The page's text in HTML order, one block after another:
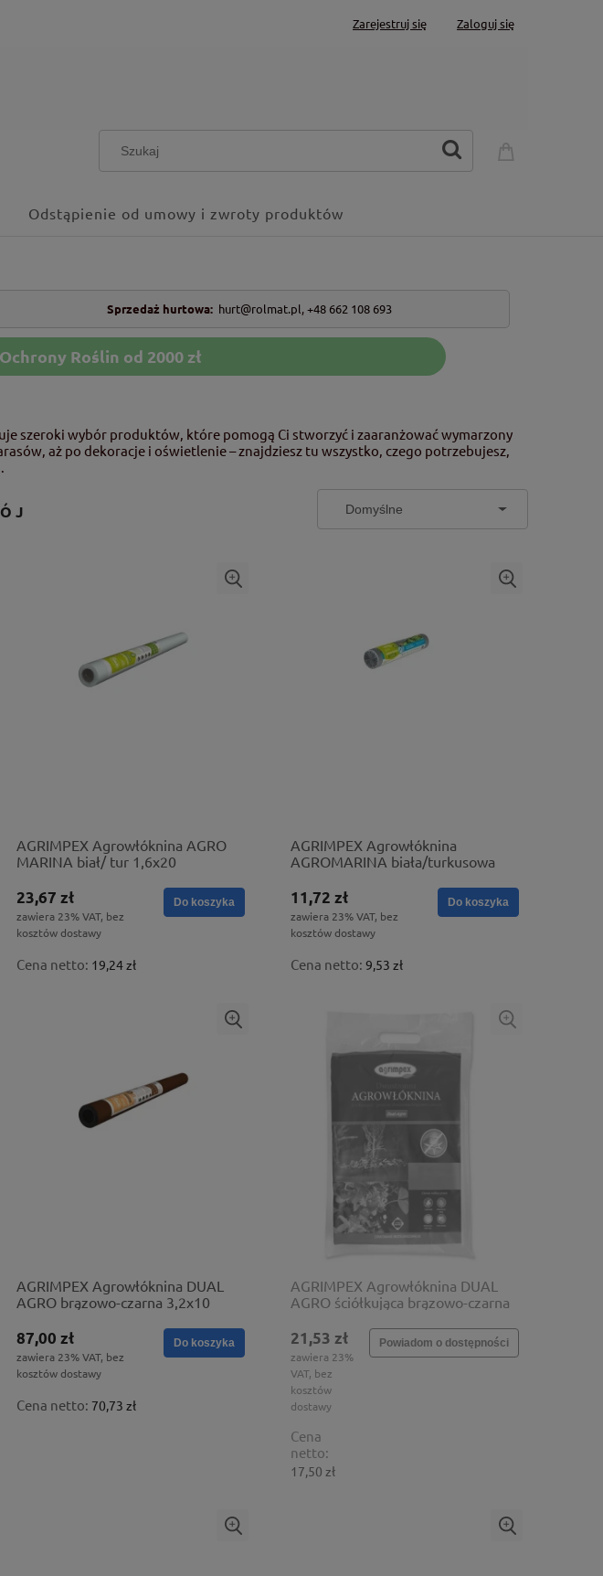
Zarejestruj się Zaloguj się
Odstąpienie od umowy i zwroty produktów
Sprzedaż hurtowa: hurt@rolmat.pl,+48 662 108 693
Roślin od 2000 zł
szeroki wybór produktów, które pomogą Ci stworzyć i zaaranżować wymarzony
aż po dekoracje i oświetlenie – znajdziesz tu wszystko, czego potrzebujesz,
AGRIMPEX Agrowłóknina AGRO
MARINA biał/ tur 1,6x20
23,67 zł
zawiera 23% VAT, bez
kosztów dostawy
Cena netto: 19,24 zł
Do koszyka
AGRIMPEX Agrowłóknina
AGROMARINA biała/turkusowa
11,72 zł
zawiera 23% VAT, bez
kosztów dostawy
Cena netto: 9,53 zł
Do koszyka
AGRIMPEX Agrowłóknina DUAL
AGRO brązowo-czarna 3,2x10
87,00 zł
zawiera 23% VAT, bez
kosztów dostawy
Cena netto: 70,73 zł
Do koszyka
AGRIMPEX Agrowłóknina DUAL
AGRO ściółkująca brązowo-czarna
21,53 zł
zawiera 23%
VAT, bez
kosztów
dostawy
Cena
netto:
17,50 zł
Powiadom o dostępności